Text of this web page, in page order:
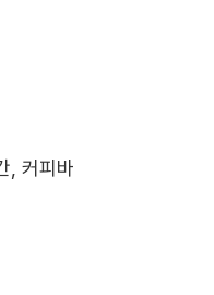
, 커피바